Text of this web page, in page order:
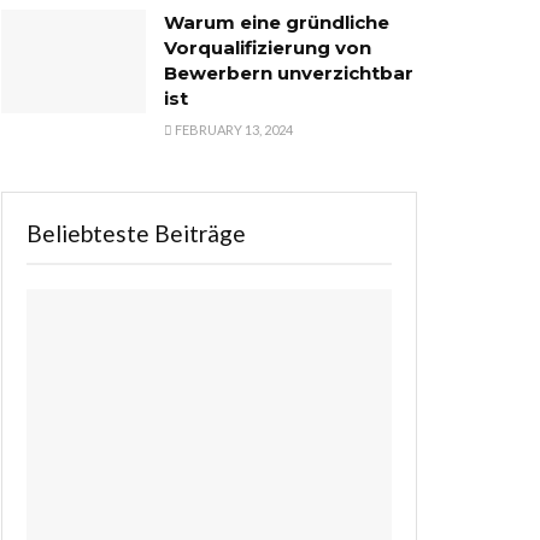
Warum eine gründliche
Vorqualifizierung von
Bewerbern unverzichtbar
ist
FEBRUARY 13, 2024
Beliebteste Beiträge